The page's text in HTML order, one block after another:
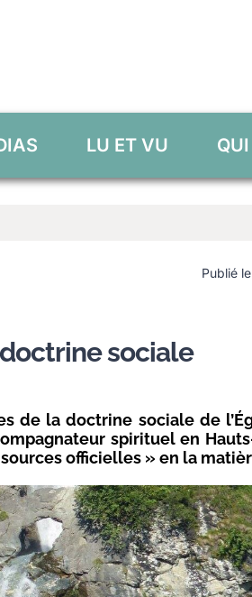
LU ET VU
Publié
sociale
de la doctrine sociale de
spirituel en
officielles » en la